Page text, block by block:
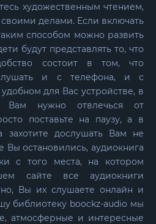
художественным чтением,
делами. Если включать
способом можно развить
будут представлять то, что
состоит в том, что
и с телефона, и с
для Вас устройстве, в
нужно отвлечься от
поставьте на паузу, а в
захотите дослушать Вам не
Вы остановились, аудиокнига
с того места, на котором
сайте все аудиокниги
Вы их слушаете онлайн и
библиотеку boockz-audio мы
атмосферные и интересные